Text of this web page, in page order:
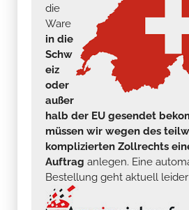
die
Ware
in die
Schw
eiz
oder
außer
halb der EU gesendet
müssen wir wegen des
komplizierten Zollrechts
Auftrag anlegen. Eine
Bestellung geht aktuell